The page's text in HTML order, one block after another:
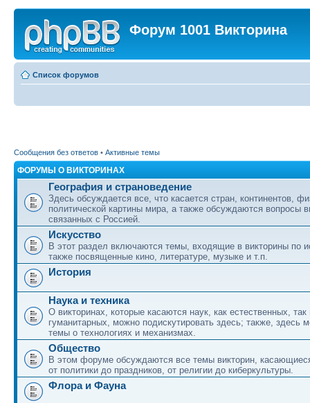
Форум 1001 Викторина
Список форумов
Сообщения без ответов • Активные темы
ФОРУМЫ О ВИКТОРИНАХ
География и страноведение
Здесь обсуждается все, что касается стран, континентов,
политической картины мира, а также обсуждаются вопросы
связанных с Россией.
Искусство
В этот раздел включаются темы, входящие в викторины по
также посвященные кино, литературе, музыке и т.п.
История
Наука и техника
О викторинах, которые касаются наук, как естественных, так
гуманитарных, можно подискутировать здесь; также, здесь
темы о технологиях и механизмах.
Общество
В этом форуме обсуждаются все темы викторин,
от политики до праздников, от религии до киберкультуры.
Флора и Фауна